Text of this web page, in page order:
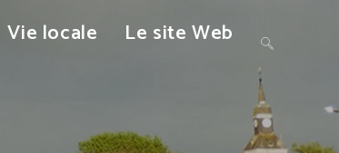
Vie locale Le site Web Toggle
website